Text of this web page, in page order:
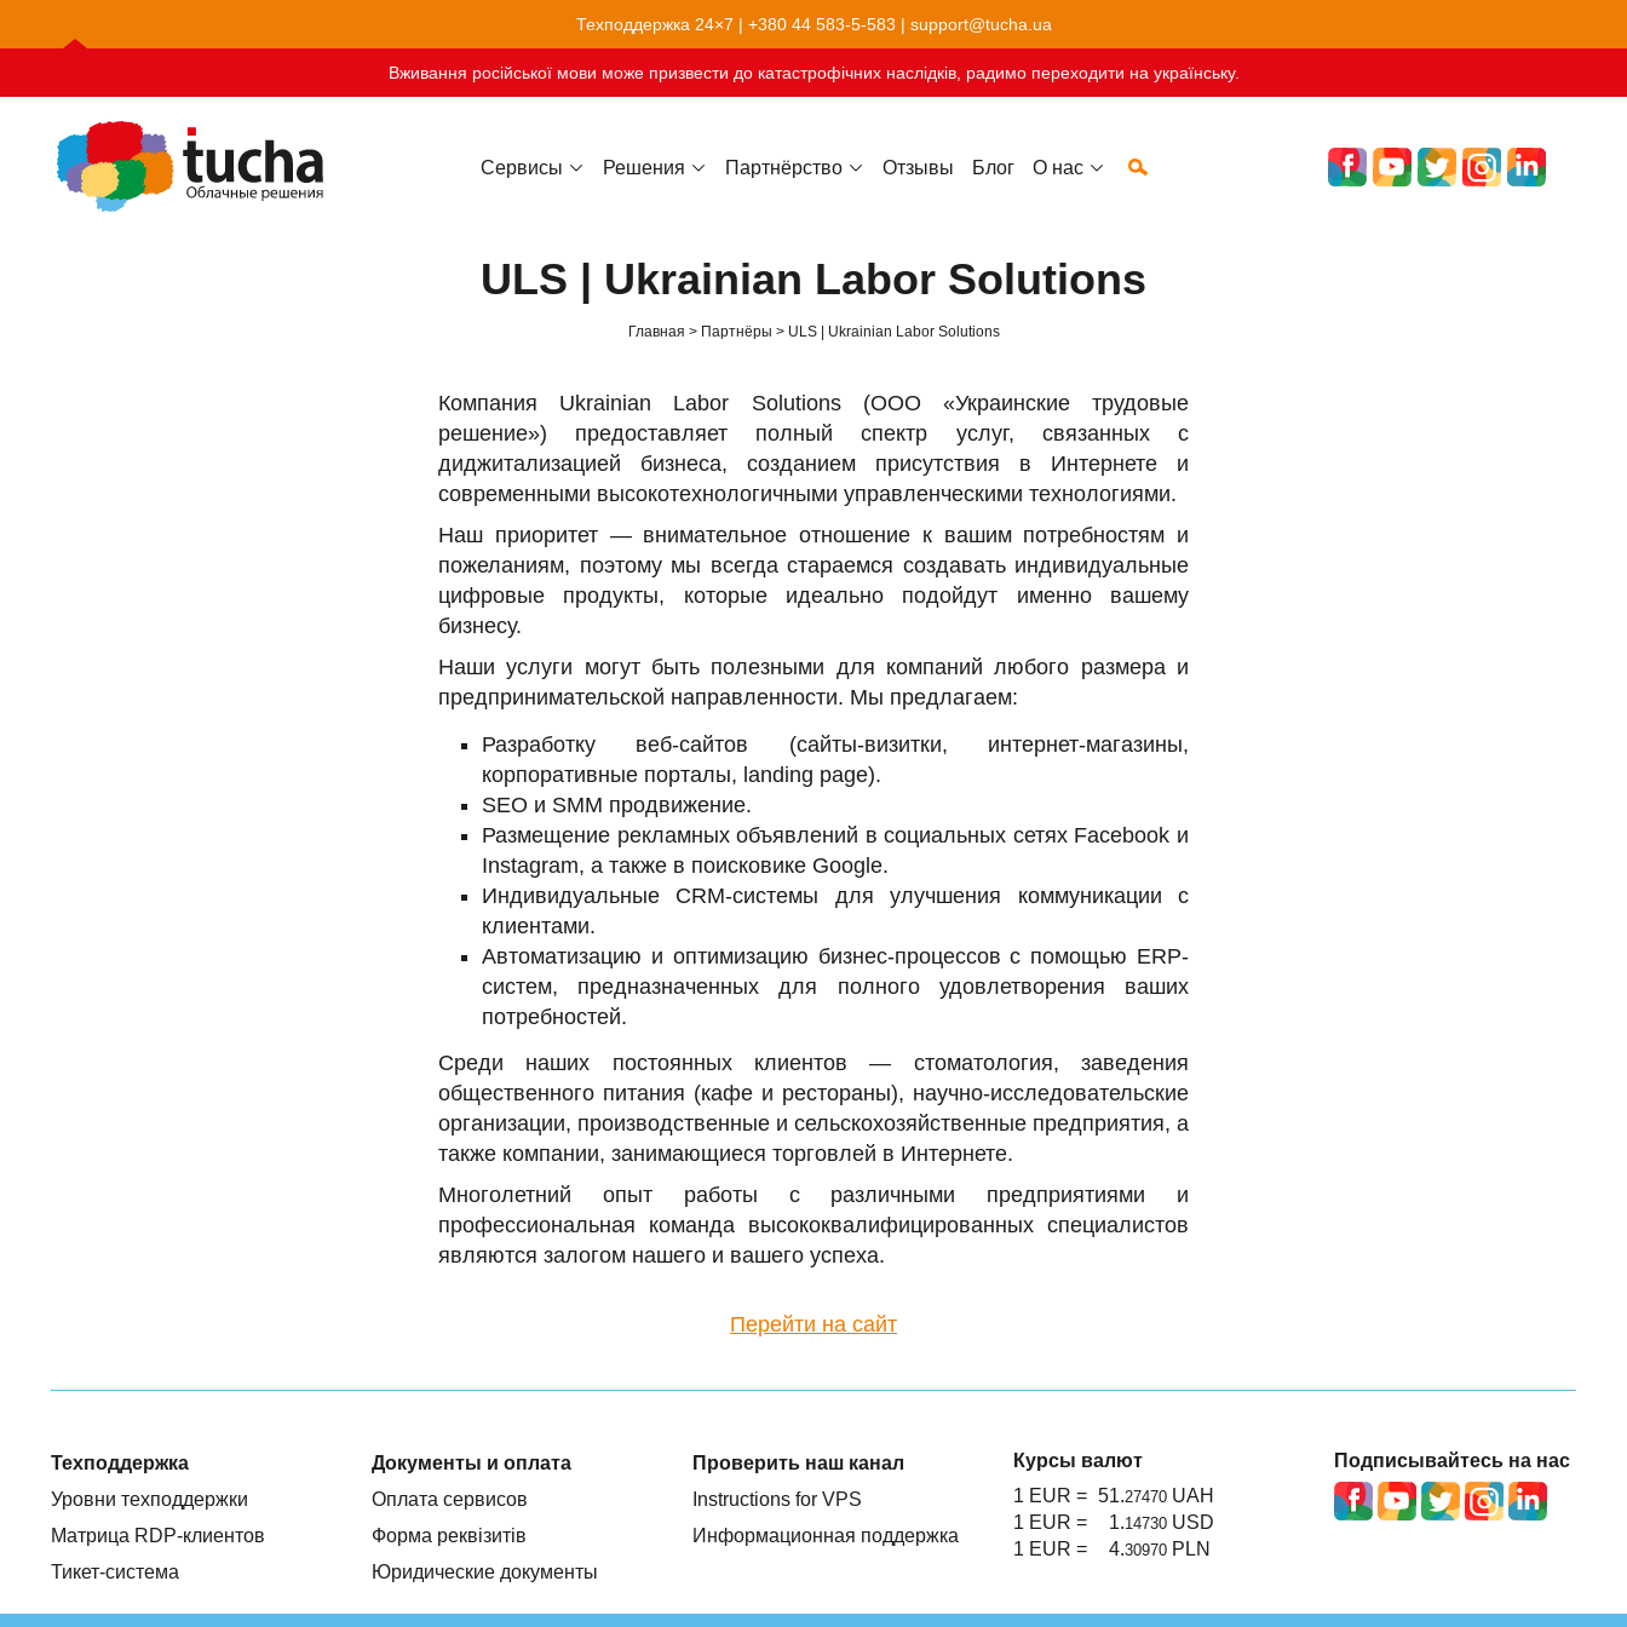
Техподдержка 24×7 | +380 44 583-5-583 | support@tucha.ua
Вживання російської мови може призвести до катастрофічних наслідків, радимо переходити на українську.
Сервисы Решения Партнёрство Отзывы Блог О нас
ULS | Ukrainian Labor Solutions
Главная Партнёры ULS | Ukrainian Labor Solutions
Компания Ukrainian Labor Solutions (ООО «Украинские трудовые
решение») предоставляет полный спектр услуг, связанных с
диджитализацией бизнеса, созданием присутствия в Интернете и
современными высокотехнологичными управленческими технологиями.
Наш приоритет — внимательное отношение к вашим потребностям и
пожеланиям, поэтому мы всегда стараемся создавать индивидуальные
цифровые продукты, которые идеально подойдут именно вашему
бизнесу.
Наши услуги могут быть полезными для компаний любого размера и
предпринимательской направленности. Мы предлагаем:
Разработку веб-сайтов (сайты-визитки, интернет-магазины,
корпоративные порталы, landing page).
SEO и SMM продвижение.
Размещение рекламных объявлений в социальных сетях Facebook и
Instagram, а также в поисковике Google.
Индивидуальные CRM-системы для улучшения коммуникации с
клиентами.
Автоматизацию и оптимизацию бизнес-процессов с помощью ERP-
систем, предназначенных для полного удовлетворения ваших
потребностей.
Среди наших постоянных клиентов — стоматология, заведения
общественного питания (кафе и рестораны), научно-исследовательские
организации, производственные и сельскохозяйственные предприятия, а
также компании, занимающиеся торговлей в Интернете.
Многолетний опыт работы с различными предприятиями и
профессиональная команда высококвалифицированных специалистов
являются залогом нашего и вашего успеха.
Перейти на сайт
Техподдержка
Уровни техподдержки
Матрица RDP-клиентов
Тикет-система
Документы и оплата
Оплата сервисов
Форма реквізитів
Юридические документы
Проверить наш канал
Instructions for VPS
Информационная поддержка
Курсы валют
1 EUR = 51.27470 UAH
1 EUR =
1.14730 USD
1 EUR =
4.30970 PLN
Подписывайтесь на нас